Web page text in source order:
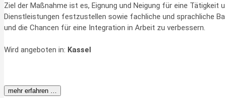
Ziel der Maßnahme ist es, Eignung und Neigung für eine
Dienstleistungen festzustellen sowie fachliche und sprachliche
und die Chancen für eine Integration in Arbeit zu verbessern.
Wird angeboten in: Kassel
mehr erfahren …